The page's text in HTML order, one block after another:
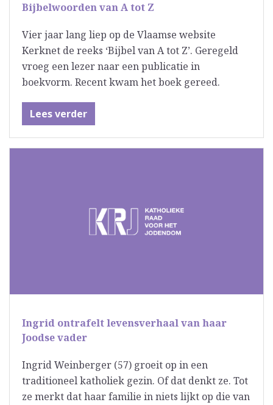
Bijbelwoorden van A tot Z
Vier jaar lang liep op de Vlaamse website
Kerknet de reeks ‘Bijbel van A tot Z’. Geregeld
vroeg een lezer naar een publicatie in
boekvorm. Recent kwam het boek gereed.
Lees verder
Ingrid ontrafelt levensverhaal van haar
Joodse vader
Ingrid Weinberger (57) groeit op in een
traditioneel katholiek gezin. Of dat denkt ze. Tot
ze merkt dat haar familie in niets lijkt op die van